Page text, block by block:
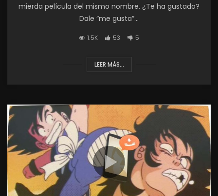
mierda película del mismo nombre. ¿Te ha gustado?
Dale “me gusta”...
1.5K 53 5
LEER MÁS...